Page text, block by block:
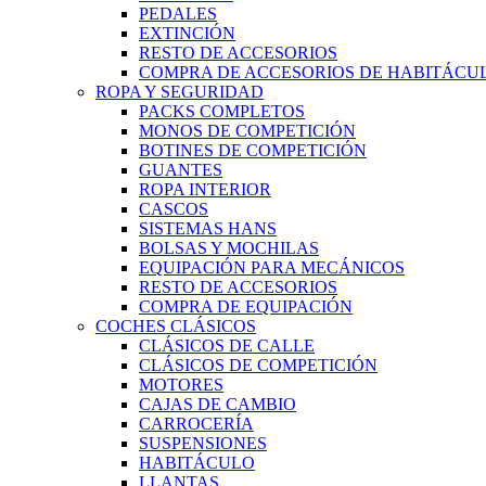
PEDALES
EXTINCIÓN
RESTO DE ACCESORIOS
COMPRA DE ACCESORIOS DE
ROPA Y SEGURIDAD
PACKS COMPLETOS
MONOS DE COMPETICIÓN
BOTINES DE COMPETICIÓN
GUANTES
ROPA INTERIOR
CASCOS
SISTEMAS HANS
BOLSAS Y MOCHILAS
EQUIPACIÓN PARA MECÁNICOS
RESTO DE ACCESORIOS
COMPRA DE EQUIPACIÓN
COCHES CLÁSICOS
CLÁSICOS DE CALLE
CLÁSICOS DE COMPETICIÓN
MOTORES
CAJAS DE CAMBIO
CARROCERÍA
SUSPENSIONES
HABITÁCULO
LLANTAS